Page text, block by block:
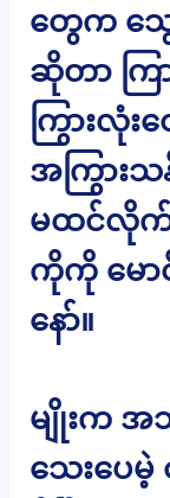
တွေက သွ
ဆိုတာ ကြာ
ကြွားလုံ
အကြွား
မထင်လိုက်
ကိုကို မော
နော်။
မျိုးက အ
သေးပေ